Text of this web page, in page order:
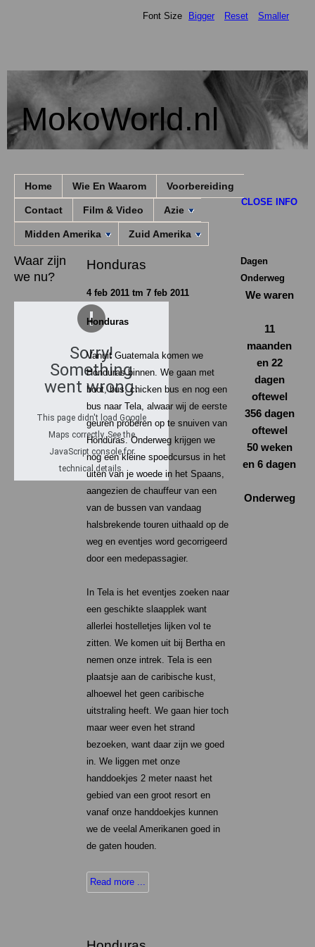
MokoWorld.nl
Font Size Bigger Reset Smaller
Home Wie En Waarom Voorbereiding
Contact Film & Video Azie
Midden Amerika Zuid Amerika
Waar zijn
we nu?
Sorry!
Something
went wrong.
This page didn't load Google
Maps correctly. See the
JavaScript console for
technical details.
Honduras
4 feb 2011 tm 7 feb 2011
Honduras
Vanuit Guatemala komen we
Honduras binnen. We gaan met
boot, bus, chicken bus en nog een
bus naar Tela, alwaar wij de eerste
geuren proberen op te snuiven van
Honduras. Onderweg krijgen we
nog een kleine spoedcursus in het
uiten van je woede in het Spaans,
aangezien de chauffeur van een
van de bussen van vandaag
halsbrekende touren uithaald op de
weg en eventjes word gecorrigeerd
door een medepassagier.
In Tela is het eventjes zoeken naar
een geschikte slaapplek want
allerlei hostelletjes lijken vol te
zitten. We komen uit bij Bertha en
nemen onze intrek. Tela is een
plaatsje aan de caribische kust,
alhoewel het geen caribische
uitstraling heeft. We gaan hier toch
maar weer even het strand
bezoeken, want daar zijn we goed
in. We liggen met onze
handdoekjes 2 meter naast het
gebied van een groot resort en
vanaf onze handdoekjes kunnen
we de veelal Amerikanen goed in
de gaten houden.
Read more ...
CLOSE INFO
Dagen
Onderweg
We waren
11
maanden
en 22
dagen
oftewel
356 dagen
oftewel
50 weken
en 6 dagen
Onderweg